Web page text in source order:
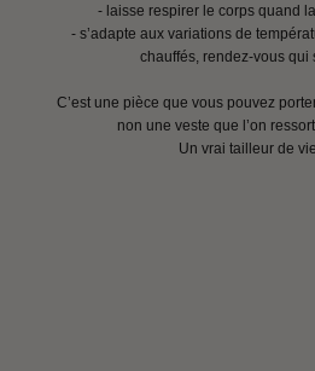
- laisse respirer le corps quand
- s’adapte aux variations de
chauffés, rendez-vous qui
C’est une pièce que vous pouvez
non une veste que l’on
Un vrai tailleur de